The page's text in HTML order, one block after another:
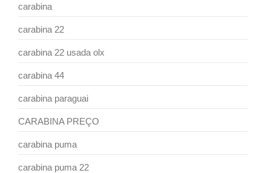
carabina
carabina 22
carabina 22 usada olx
carabina 44
carabina paraguai
CARABINA PREÇO
carabina puma
carabina puma 22